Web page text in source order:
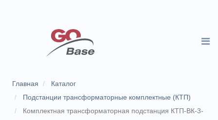
Главная
Каталог
Подстанции трансформаторные комплектные (КТП)
Комплектная трансформаторная подстанция КТП-ВК-3-